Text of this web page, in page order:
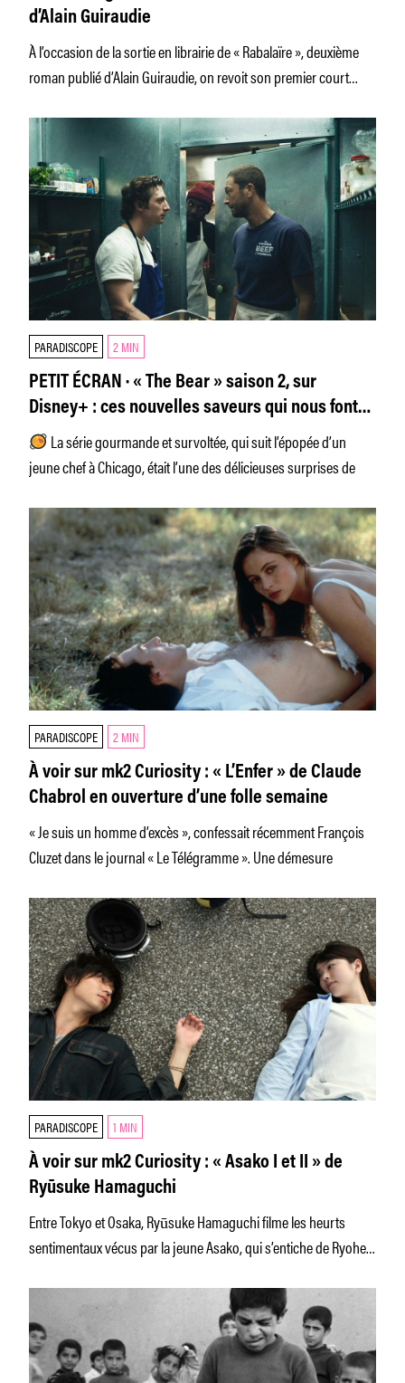
d’Alain Guiraudie
À l’occasion de la sortie en librairie de « Rabalaïre », deuxième
roman publié d’Alain Guiraudie, on revoit son premier court
PARADISCOPE 2 MIN
PETIT ÉCRAN · « The Bear » saison 2, sur
Disney+ : ces nouvelles saveurs qui nous font
dire qu’elle est très réussie
La série gourmande et survoltée, qui suit l’épopée d’un
jeune chef à Chicago, était l’une des délicieuses surprises de
PARADISCOPE 2 MIN
À voir sur mk2 Curiosity : « L’Enfer » de Claude
Chabrol en ouverture d’une folle semaine
« Je suis un homme d’excès », confessait récemment François
Cluzet dans le journal « Le Télégramme ». Une démesure
PARADISCOPE 1 MIN
À voir sur mk2 Curiosity : « Asako I et II » de
Ryūsuke Hamaguchi
Entre Tokyo et Osaka, Ryūsuke Hamaguchi filme les heurts
sentimentaux vécus par la jeune Asako, qui s’entiche de Ryohei,